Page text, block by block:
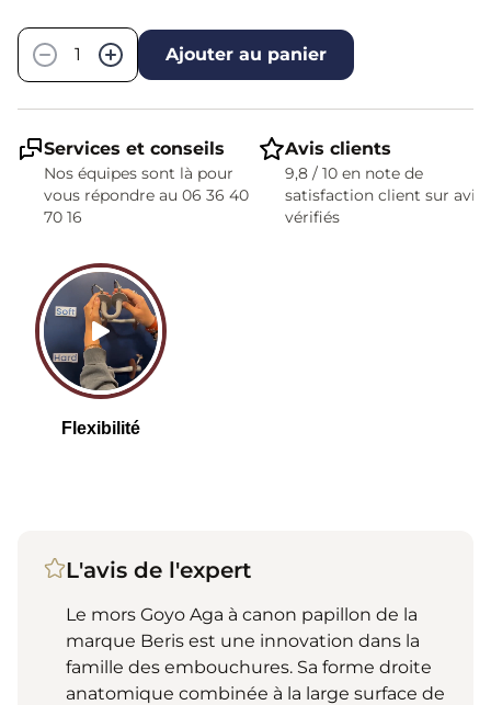
−
+ Ajouter au panier
Services et conseils
Nos équipes sont là pour
vous répondre au 06 36 40
70 16
Avis clients
9,8 / 10 en note de
satisfaction client sur avis
vérifiés
L'avis de l'expert
Le mors Goyo Aga à canon papillon de la
marque Beris est une innovation dans la
famille des embouchures. Sa forme droite
anatomique combinée à la large surface de